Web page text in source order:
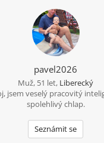
se vším všudy, ale jsem
přátelství, samota je
pavel2026
Muž, 51 let, Liberecký
jsem veselý pracovitý
spolehlivý chlap.
Seznámit se